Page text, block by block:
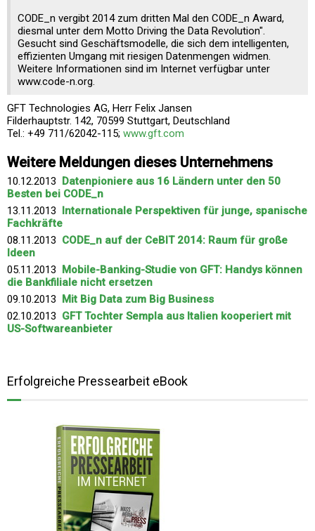
CODE_n vergibt 2014 zum dritten Mal den CODE_n Award,
diesmal unter dem Motto Driving the Data Revolution".
Gesucht sind Geschäftsmodelle, die sich dem intelligenten,
effizienten Umgang mit riesigen Datenmengen widmen.
Weitere Informationen sind im Internet verfügbar unter
www.code-n.org.
GFT Technologies AG, Herr Felix Jansen
Filderhauptstr. 142, 70599 Stuttgart, Deutschland
Tel.: +49 711/62042-115; www.gft.com
Weitere Meldungen dieses Unternehmens
10.12.2013 Datenpioniere aus 16 Ländern unter den 50
Besten bei CODE_n
13.11.2013 Internationale Perspektiven für junge, spanische
Fachkräfte
08.11.2013 CODE_n auf der CeBIT 2014: Raum für große
Ideen
05.11.2013 Mobile-Banking-Studie von GFT: Handys können
die Bankfiliale nicht ersetzen
09.10.2013 Mit Big Data zum Big Business
02.10.2013 GFT Tochter Sempla aus Italien kooperiert mit
US-Softwareanbieter
Erfolgreiche Pressearbeit eBook